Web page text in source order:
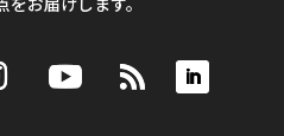
お届けします。